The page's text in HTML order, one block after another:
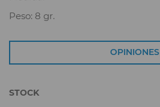
Peso: 8 gr.
OPINIONES
STOCK